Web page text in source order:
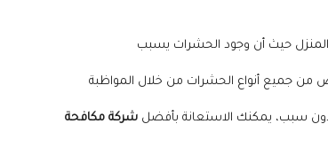
المنزل حيث أن وجود الحشرات يسبب
من جميع أنواع الحشرات من خلال المواظبة
سبب، يمكنك الاستعانة بأفضل شركة مكافحة